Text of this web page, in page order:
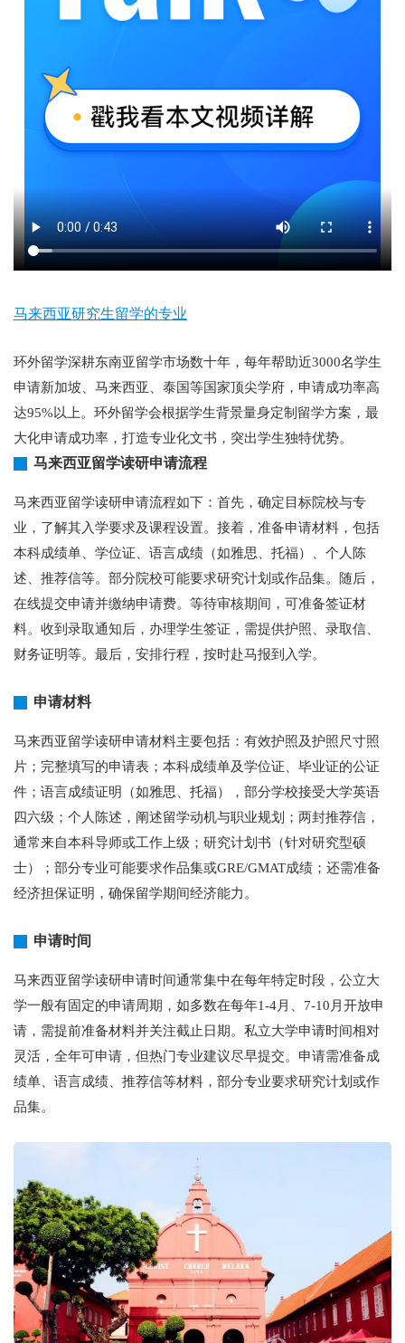
马来西亚研究生留学的专业
环外留学深耕东南亚留学市场数十年，每年帮助近3000名学生
申请新加坡、马来西亚、泰国等国家顶尖学府，申请成功率高
达95%以上。环外留学会根据学生背景量身定制留学方案，最
大化申请成功率，打造专业化文书，突出学生独特优势。
马来西亚留学读研申请流程
马来西亚留学读研申请流程如下：首先，确定目标院校与专
业，了解其入学要求及课程设置。接着，准备申请材料，包括
本科成绩单、学位证、语言成绩（如雅思、托福）、个人陈
述、推荐信等。部分院校可能要求研究计划或作品集。随后，
在线提交申请并缴纳申请费。等待审核期间，可准备签证材
料。收到录取通知后，办理学生签证，需提供护照、录取信、
财务证明等。最后，安排行程，按时赴马报到入学。
申请材料
马来西亚留学读研申请材料主要包括：有效护照及护照尺寸照
片；完整填写的申请表；本科成绩单及学位证、毕业证的公证
件；语言成绩证明（如雅思、托福），部分学校接受大学英语
四六级；个人陈述，阐述留学动机与职业规划；两封推荐信，
通常来自本科导师或工作上级；研究计划书（针对研究型硕
士）；部分专业可能要求作品集或GRE/GMAT成绩；还需准备
经济担保证明，确保留学期间经济能力。
申请时间
马来西亚留学读研申请时间通常集中在每年特定时段，公立大
学一般有固定的申请周期，如多数在每年1-4月、7-10月开放申
请，需提前准备材料并关注截止日期。私立大学申请时间相对
灵活，全年可申请，但热门专业建议尽早提交。申请需准备成
绩单、语言成绩、推荐信等材料，部分专业要求研究计划或作
品集。